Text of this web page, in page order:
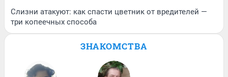
Слизни атакуют: как спасти цветник от вредителей —
три копеечных способа
ЗНАКОМСТВА